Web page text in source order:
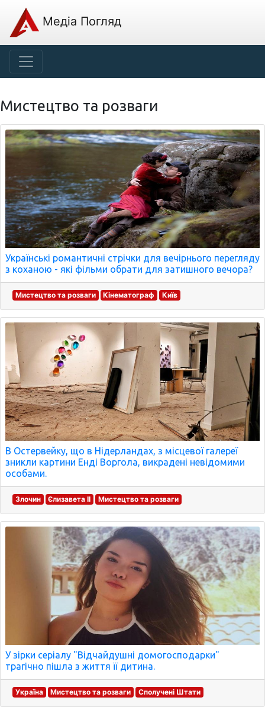
Медіа Погляд
Мистецтво та розваги
Українські романтичні стрічки для вечірнього перегляду
з коханою - які фільми обрати для затишного вечора?
Мистецтво та розваги Кінематограф Київ
В Остервейку, що в Нідерландах, з місцевої галереї
зникли картини Енді Воргола, викрадені невідомими
особами.
Злочин Єлизавета II Мистецтво та розваги
У зірки серіалу "Відчайдушні домогосподарки"
трагічно пішла з життя її дитина.
Україна Мистецтво та розваги Сполучені Штати